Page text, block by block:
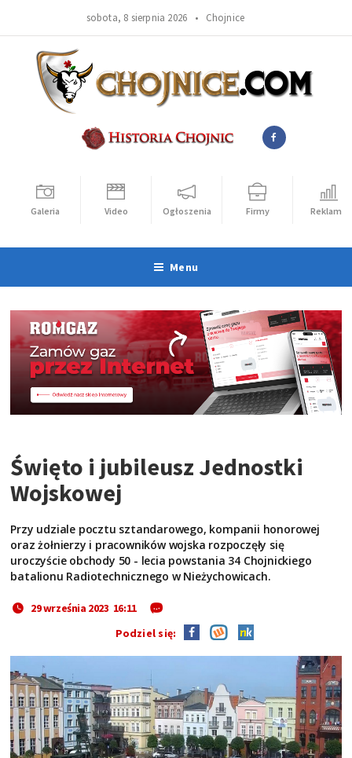
sobota, 8 sierpnia 2026 • Chojnice
Galeria Video Ogłoszenia Firmy Reklama
Menu
Święto i jubileusz Jednostki
Wojskowej
Przy udziale pocztu sztandarowego, kompanii honorowej
oraz żołnierzy i pracowników wojska rozpoczęły się
uroczyście obchody 50 - lecia powstania 34 Chojnickiego
batalionu Radiotechnicznego w Nieżychowicach.
29 września 2023 16:11
Podziel się: